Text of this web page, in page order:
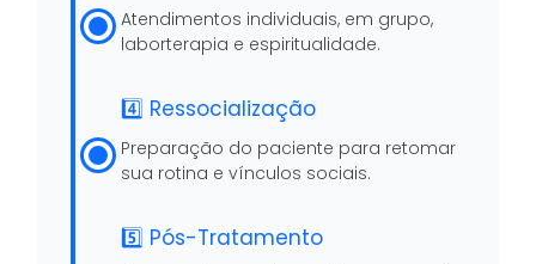
Atendimentos individuais, em grupo,
laborterapia e espiritualidade.
4️⃣ Ressocialização
Preparação do paciente para retomar
sua rotina e vínculos sociais.
5️⃣ Pós-Tratamento